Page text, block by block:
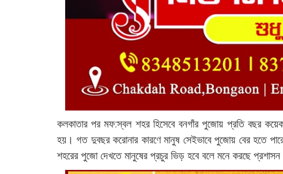
কলকাতার পর মফ:‌স্বল শহর হিসেবে বনগাঁর পুজোয় প্রতি বছর
হয়। গত দুবছর করোনার কারণে মানুষ সেইভাবে পুজোয় বের হতে
শহরের পুজো দেখতে মানুষের প্রচুর ভিড় হবে বলে মনে করছে